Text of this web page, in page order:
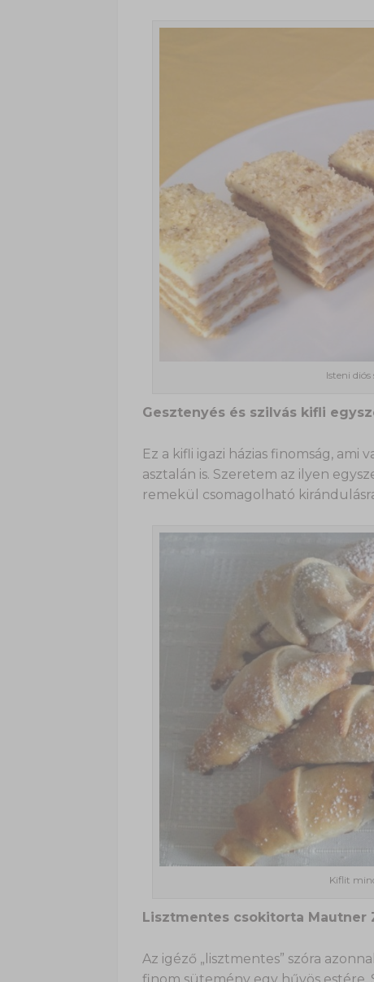
Isteni
Gesztenyés és szilvás kifli
Ez a kifli igazi házias finomság,
asztalán is. Szeretem az ilyen
remekül csomagolható
Kiflit
Lisztmentes csokitorta Mautner
Az igéző „lisztmentes” szóra